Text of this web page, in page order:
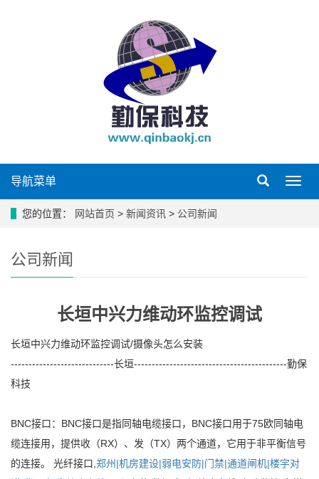
导
导航菜单
您的位置： 网站首页 > 新闻资讯 > 公司新闻
公司新闻
长垣中兴力维动环监控调试
长垣中兴力维动环监控调试/摄像头怎么安装
-----------------------------长垣-------------------------------------------勤保
科技
BNC接口：BNC接口是指同轴电缆接口，BNC接口用于75欧同轴电
缆连接用，提供收（RX）、发（TX）两个通道，它用于非平衡信号
的连接。 光纤接口, 郑州|机房建设|弱电安防|门禁|通道闸机|楼宇对